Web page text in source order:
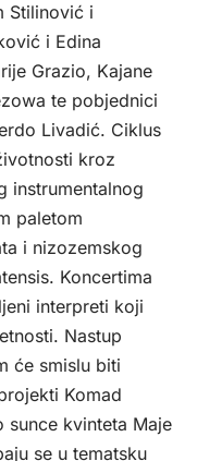
Stilinović i
i Edina
Grazio, Kajane
te pobjednici
Livadić. Ciklus
kroz
instrumentalnog
paletom
i nizozemskog
Koncertima
interpreti koji
Nastup
će smislu biti
Komad
sunce kvinteta Maje
se u tematsku